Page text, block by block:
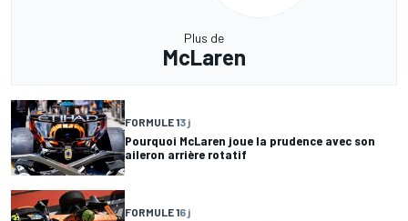
Plus de
McLaren
FORMULE 13 j
Pourquoi McLaren joue la prudence avec son
aileron arrière rotatif
FORMULE 16 j